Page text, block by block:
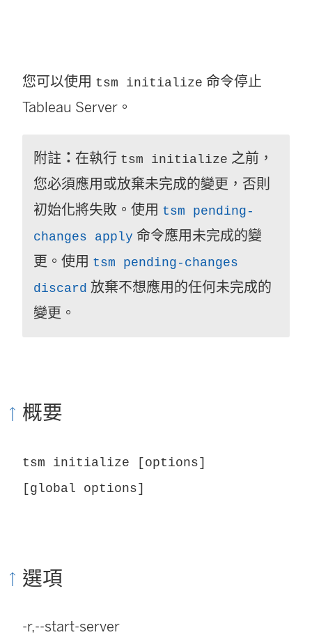
您可以使用 tsm initialize 命令停止
Tableau Server 。
附註 ： 在執行 tsm initialize 之前，
您必須應用或放棄未完成的變更，否則
初始化將失敗。使用 tsm pending-
changes apply 命令應用未完成的變
更。使用 tsm pending-changes
discard 放棄不想應用的任何未完成的
變更。
概要
tsm initialize [options]
[global options]
選項
-r,--start-server